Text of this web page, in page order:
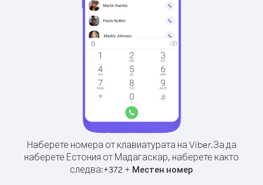
Наберете номера от клавиатурата на Viber.За да
наберете Естония от Мадагаскар, наберете както
следва:+372 + Местен номер